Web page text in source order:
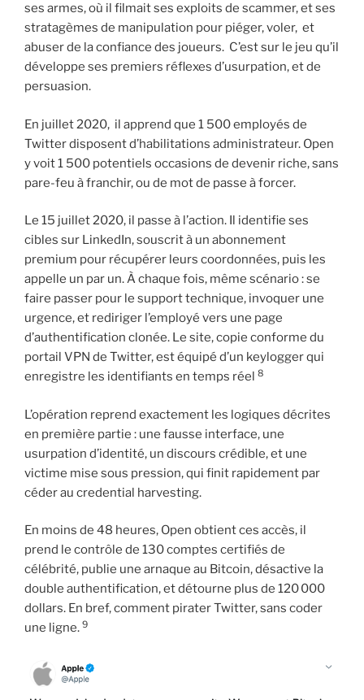
ses armes, où il filmait ses exploits de scammer, et ses
stratagèmes de manipulation pour piéger, voler, et
abuser de la confiance des joueurs. C’est sur le jeu qu’il
développe ses premiers réflexes d’usurpation, et de
persuasion.
En juillet 2020, il apprend que 1 500 employés de
Twitter disposent d’habilitations administrateur. Open
y voit 1 500 potentiels occasions de devenir riche, sans
pare-feu à franchir, ou de mot de passe à forcer.
Le 15 juillet 2020, il passe à l’action. Il identifie ses
cibles sur LinkedIn, souscrit à un abonnement
premium pour récupérer leurs coordonnées, puis les
appelle un par un. À chaque fois, même scénario : se
faire passer pour le support technique, invoquer une
urgence, et rediriger l’employé vers une page
d’authentification clonée. Le site, copie conforme du
portail VPN de Twitter, est équipé d’un keylogger qui
enregistre les identifiants en temps réel 8
L’opération reprend exactement les logiques décrites
en première partie : une fausse interface, une
usurpation d’identité, un discours crédible, et une
victime mise sous pression, qui finit rapidement par
céder au credential harvesting.
En moins de 48 heures, Open obtient ces accès, il
prend le contrôle de 130 comptes certifiés de
célébrité, publie une arnaque au Bitcoin, désactive la
double authentification, et détourne plus de 120 000
dollars. En bref, comment pirater Twitter, sans coder
une ligne. 9